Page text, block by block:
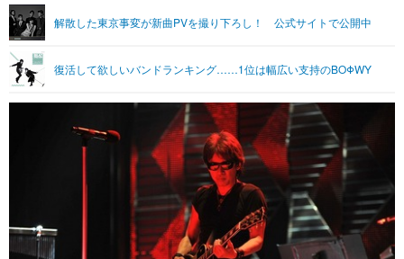
グラビア ブログ
ショッピング その他
プッシュ通知の停止方法
解散した東京事変が新曲PVを撮り下ろし！ 公式サイトで公開中
復活して欲しいバンドランキング……1位は幅広い支持のBOΦWY